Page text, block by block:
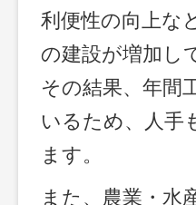
利便性の向上な
の建設が増加し
その結果、年間
いるため、人手
ます。
また、農業・水